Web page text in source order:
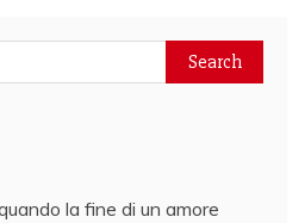
la fine di un amore